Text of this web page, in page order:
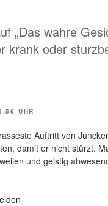
„Das wahre
krank oder
UHR
Auftritt von
damit er nicht stürzt.
und geistig